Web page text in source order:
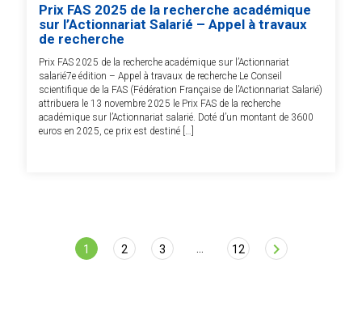
Prix FAS 2025 de la recherche académique
sur l’Actionnariat Salarié – Appel à travaux
de recherche
Prix FAS 2025 de la recherche académique sur l’Actionnariat
salarié7e édition – Appel à travaux de recherche Le Conseil
scientifique de la FAS (Fédération Française de l’Actionnariat Salarié)
attribuera le 13 novembre 2025 le Prix FAS de la recherche
académique sur l’Actionnariat salarié. Doté d’un montant de 3600
euros en 2025, ce prix est destiné […]
Page
1 2 3 12 chevron_right